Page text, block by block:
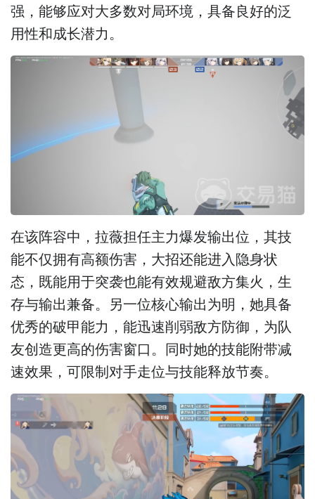
强，能够应对大多数对局环境，具备良好的泛
用性和成长潜力。
在该阵容中，拉薇担任主力爆发输出位，其技
能不仅拥有高额伤害，大招还能进入隐身状
态，既能用于突袭也能有效规避敌方集火，生
存与输出兼备。另一位核心输出为明，她具备
优秀的破甲能力，能迅速削弱敌方防御，为队
友创造更高的伤害窗口。同时她的技能附带减
速效果，可限制对手走位与技能释放节奏。